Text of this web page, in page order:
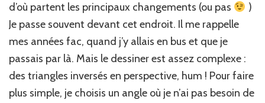
d’où partent les principaux changements (ou pas
)
Je passe souvent devant cet endroit. Il me rappelle
mes années fac, quand j’y allais en bus et que je
passais par là. Mais le dessiner est assez complexe :
des triangles inversés en perspective, hum ! Pour faire
plus simple, je choisis un angle où je n’ai pas besoin de